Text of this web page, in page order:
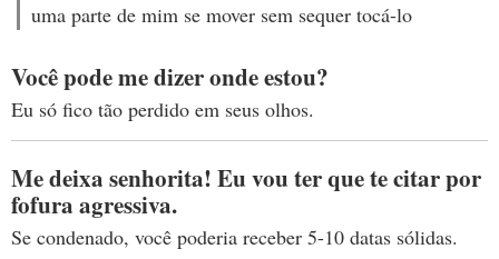
uma parte de mim se mover sem sequer tocá-lo
Você pode me dizer onde estou?
Eu só fico tão perdido em seus olhos.
Me deixa senhorita! Eu vou ter que te citar por
fofura agressiva.
Se condenado, você poderia receber 5-10 datas sólidas.